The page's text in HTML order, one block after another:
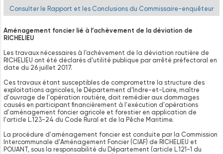
Consulter le Rapport et les Conclusions du Commissaire-enquêteur
Aménagement foncier lié à l’achèvement de la déviation de
RICHELIEU
Les travaux nécessaires à l’achèvement de la déviation routière de
RICHELIEU ont été déclarés d'utilité publique par arrêté préfectoral en
date du 26 juillet 2017.
Ces travaux étant susceptibles de compromettre la structure des
exploitations agricoles, le Département d’Indre-et-Loire, maître
d'ouvrage de l'opération routière, doit remédier aux dommages
causés en participant financièrement à l'exécution d'opérations
d'aménagement foncier agricole et forestier en application de
l'article L.123-24 du Code Rural et de la Pêche Maritime.
La procédure d'aménagement foncier est conduite par la Commission
Intercommunale d'Aménagement Foncier (CIAF) de RICHELIEU et
POUANT, sous la responsabilité du Département (article L.121-1 du